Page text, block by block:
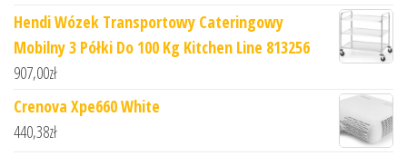
Hendi Wózek Transportowy Cateringowy
Mobilny 3 Półki Do 100 Kg Kitchen Line 813256
907,00zł
Crenova Xpe660 White
440,38zł